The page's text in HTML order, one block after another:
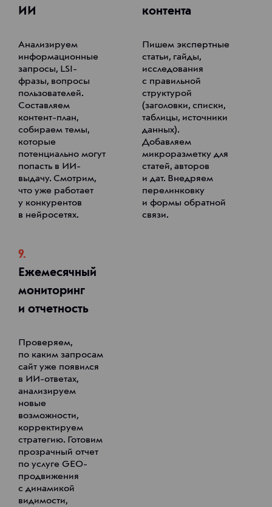
ИИ
Анализируем
информационные
запросы, LSI-
фразы, вопросы
пользователей.
Составляем
контент-план,
собираем темы,
которые
потенциально могут
попасть в ИИ-
выдачу. Смотрим,
что уже работает
у конкурентов
в нейросетях.
контента
Пишем экспертные
статьи, гайды,
исследования
с правильной
структурой
(заголовки, списки,
таблицы, источники
данных).
Добавляем
микроразметку для
статей, авторов
и дат. Внедряем
перелинковку
и формы обратной
связи.
9.
Ежемесячный
мониторинг
и отчетность
Проверяем,
по каким запросам
сайт уже появился
в ИИ-ответах,
анализируем
новые
возможности,
корректируем
стратегию. Готовим
прозрачный отчет
по услуге GEO-
продвижения
с динамикой
видимости,